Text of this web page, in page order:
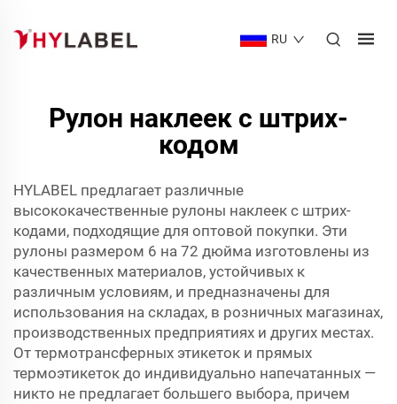
RU
Рулон наклеек с штрих-
кодом
HYLABEL предлагает различные
высококачественные рулоны наклеек с штрих-
кодами, подходящие для оптовой покупки. Эти
рулоны размером 6 на 72 дюйма изготовлены из
качественных материалов, устойчивых к
различным условиям, и предназначены для
использования на складах, в розничных магазинах,
производственных предприятиях и других местах.
От термотрансферных этикеток и прямых
термоэтикеток до индивидуально напечатанных —
никто не предлагает большего выбора, причем